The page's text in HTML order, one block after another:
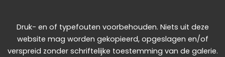
Druk- en of typefouten voorbehouden. Niets uit deze
website mag worden gekopieerd, opgeslagen en/of
verspreid zonder schriftelijke toestemming van de galerie.